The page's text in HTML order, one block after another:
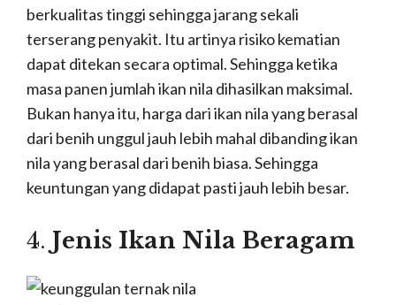
berkualitas tinggi sehingga jarang sekali
terserang penyakit. Itu artinya risiko kematian
dapat ditekan secara optimal. Sehingga ketika
masa panen jumlah ikan nila dihasilkan maksimal.
Bukan hanya itu, harga dari ikan nila yang berasal
dari benih unggul jauh lebih mahal dibanding ikan
nila yang berasal dari benih biasa. Sehingga
keuntungan yang didapat pasti jauh lebih besar.
4. Jenis Ikan Nila Beragam